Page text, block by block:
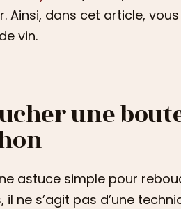
Ainsi, dans cet article,
vin.
une
astuce simple pour
il ne s’agit pas d’une